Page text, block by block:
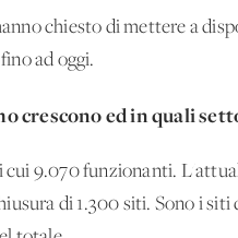
chiesto di mettere a
ad oggi.
crescono ed in quali
9.070 funzionanti.
di 1.300 siti. Sono i